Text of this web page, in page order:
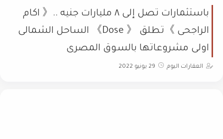
باستثمارات تصل إلى ٨ مليارات جنيه ..《 اكام
الراجحى 》تطلق 《 Dose》 الساحل الشمالى
اولى مشروعاتها بالسوق المصرى
العقارات اليوم 29 يونيو 2022